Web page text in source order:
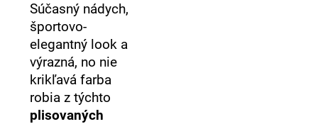
Súčasný nádych,
športovo-
elegantný look a
výrazná, no nie
krikľavá farba
robia z týchto
plisovaných